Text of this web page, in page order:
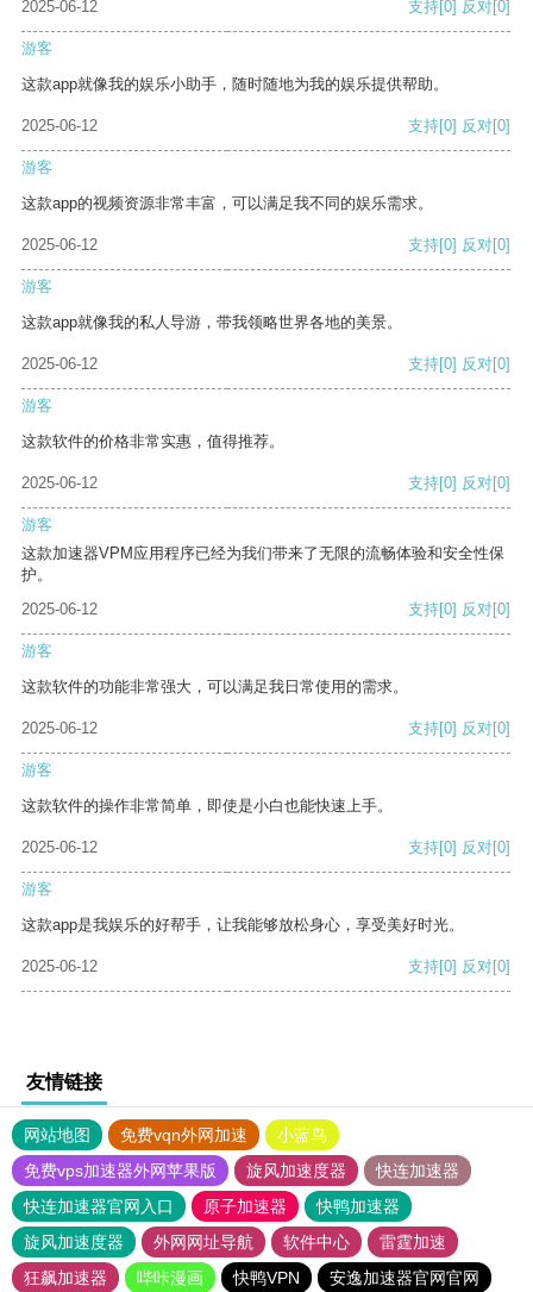
2025-06-12
支持[0] 反对[0]
游客
这款app就像我的娱乐小助手，随时随地为我的娱乐提供帮助。
2025-06-12 支持[0] 反对[0]
游客
这款app的视频资源非常丰富，可以满足我不同的娱乐需求。
2025-06-12 支持[0] 反对[0]
游客
这款app就像我的私人导游，带我领略世界各地的美景。
2025-06-12 支持[0] 反对[0]
游客
这款软件的价格非常实惠，值得推荐。
2025-06-12 支持[0] 反对[0]
游客
这款加速器VPM应用程序已经为我们带来了无限的流畅体验和安全性保
护。
2025-06-12
支持[0] 反对[0]
游客
这款软件的功能非常强大，可以满足我日常使用的需求。
2025-06-12 支持[0] 反对[0]
游客
这款软件的操作非常简单，即使是小白也能快速上手。
2025-06-12 支持[0] 反对[0]
游客
这款app是我娱乐的好帮手，让我能够放松身心，享受美好时光。
2025-06-12 支持[0] 反对[0]
友情链接
网站地图 免费vqn外网加速
小蓝鸟
免费vps加速器外网苹果版
旋风加速度器
快连加速器
快连加速器官网入口
原子加速器
快鸭加速器
旋风加速度器
外网网址导航 软件中心
雷霆加速
狂飙加速器
哔咔漫画 快鸭VPN 安逸加速器官网官网